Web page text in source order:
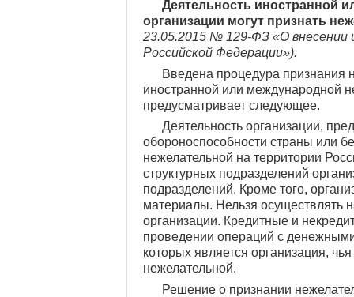
Деятельность иностранной
организации могут признать
23.05.2015 № 129-ФЗ «О внесении
Российской Федерации»).
Введена процедура признания
иностранной или международной
предусматривает следующее.
Деятельность организации,
обороноспособности страны или
нежелательной на территории
структурных подразделений
подразделений. Кроме того,
материалы. Нельзя осуществлять
организации. Кредитные и
проведении операций с
которых является организация,
нежелательной.
Решение о признании